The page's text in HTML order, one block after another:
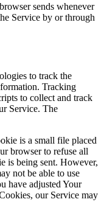
sends whenever
Service by or through
to track the
Tracking
to collect and track
Service. The
is a small file placed
browser to refuse all
is being sent. However,
not be able to use
have adjusted Your
our Service may